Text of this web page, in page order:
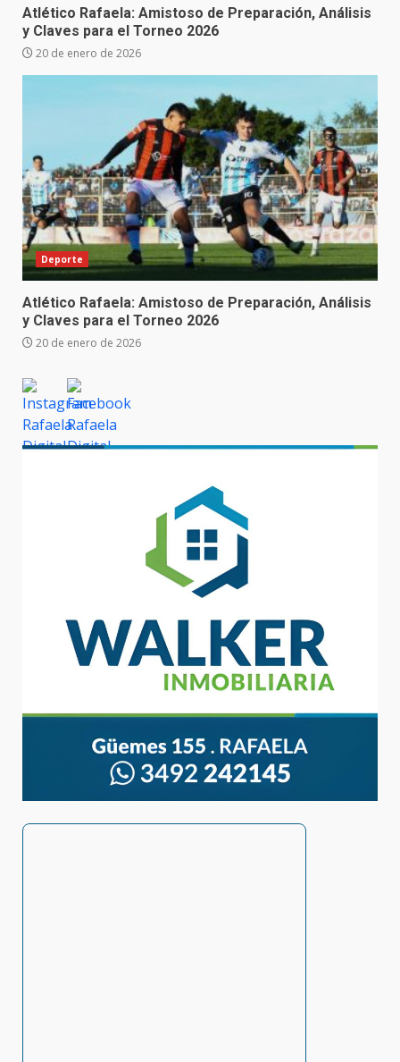
Atlético Rafaela: Amistoso de Preparación, Análisis
y Claves para el Torneo 2026
20 de enero de 2026
Deporte
Atlético Rafaela: Amistoso de Preparación, Análisis
y Claves para el Torneo 2026
20 de enero de 2026